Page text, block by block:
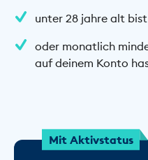
unter 28 jahre alt bist
oder monatlich
auf deinem Konto
Mit Aktivstatus